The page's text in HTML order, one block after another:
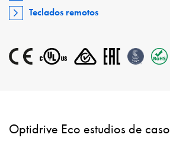
Teclados remotos
Optidrive Eco estudios de caso